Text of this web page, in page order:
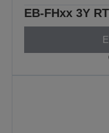
EB-FHxx 3Y